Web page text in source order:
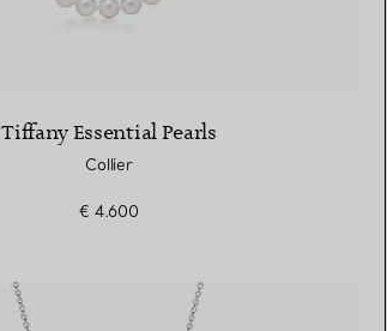
Tiffany Essential Pearls
Collier
€ 4.600